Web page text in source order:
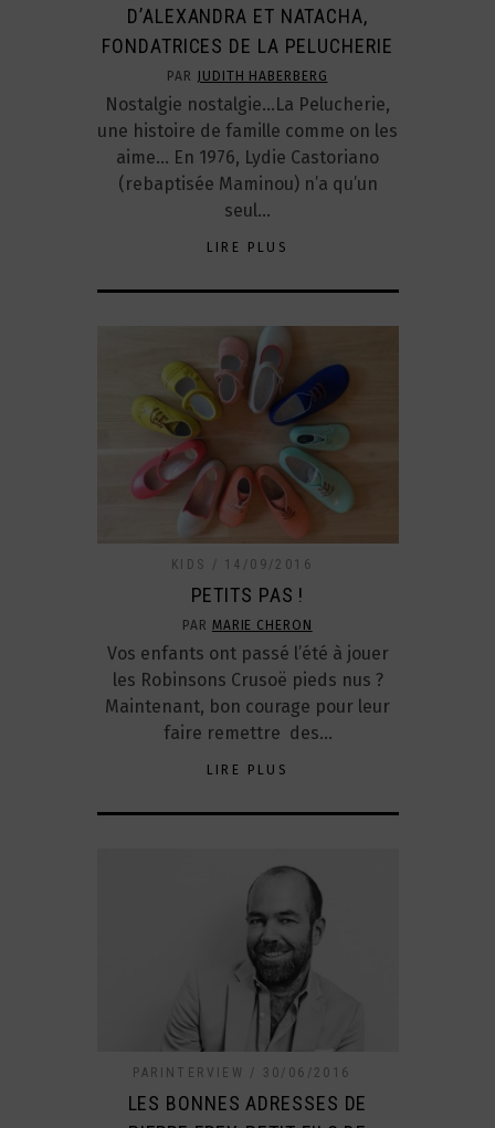
D’ALEXANDRA ET NATACHA,
FONDATRICES DE LA PELUCHERIE
PAR JUDITH HABERBERG
Nostalgie nostalgie…La Pelucherie,
une histoire de famille comme on les
aime… En 1976, Lydie Castoriano
(rebaptisée Maminou) n’a qu’un
seul…
LIRE PLUS
KIDS 14/09/2016
PETITS PAS !
PAR MARIE CHERON
Vos enfants ont passé l’été à jouer
les Robinsons Crusoë pieds nus ?
Maintenant, bon courage pour leur
faire remettre des…
LIRE PLUS
PARINTERVIEW 30/06/2016
LES BONNES ADRESSES DE